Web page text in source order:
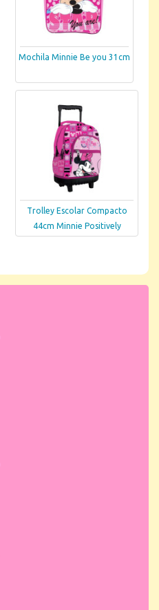
Mochila Minnie Be you 31cm
Trolley Escolar Compacto
44cm Minnie Positively